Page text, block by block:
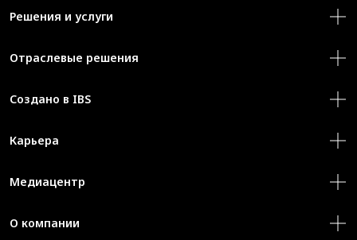
Решения и услуги
Отраслевые решения
Создано в IBS
Карьера
Медиацентр
О компании